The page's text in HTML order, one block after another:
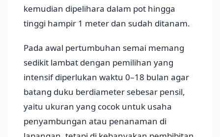
kemudian dipelihara dalam pot hingga
tinggi hampir 1 meter dan sudah ditanam.
Pada awal pertumbuhan semai memang
sedikit lambat dengan pemilihan yang
intensif diperlukan waktu 0–18 bulan agar
batang duku berdiameter sebesar pensil,
yaitu ukuran yang cocok untuk usaha
penyambungan atau penanaman di